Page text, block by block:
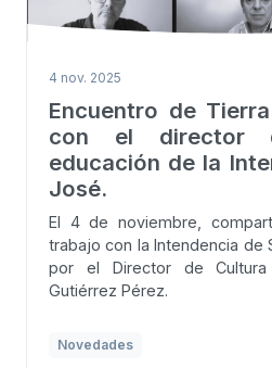
4 nov. 2025
Encuentro de
con el director
educación de la
José.
El 4 de noviembre,
trabajo con la Intendencia de
por el Director de
Gutiérrez Pérez.
Novedades